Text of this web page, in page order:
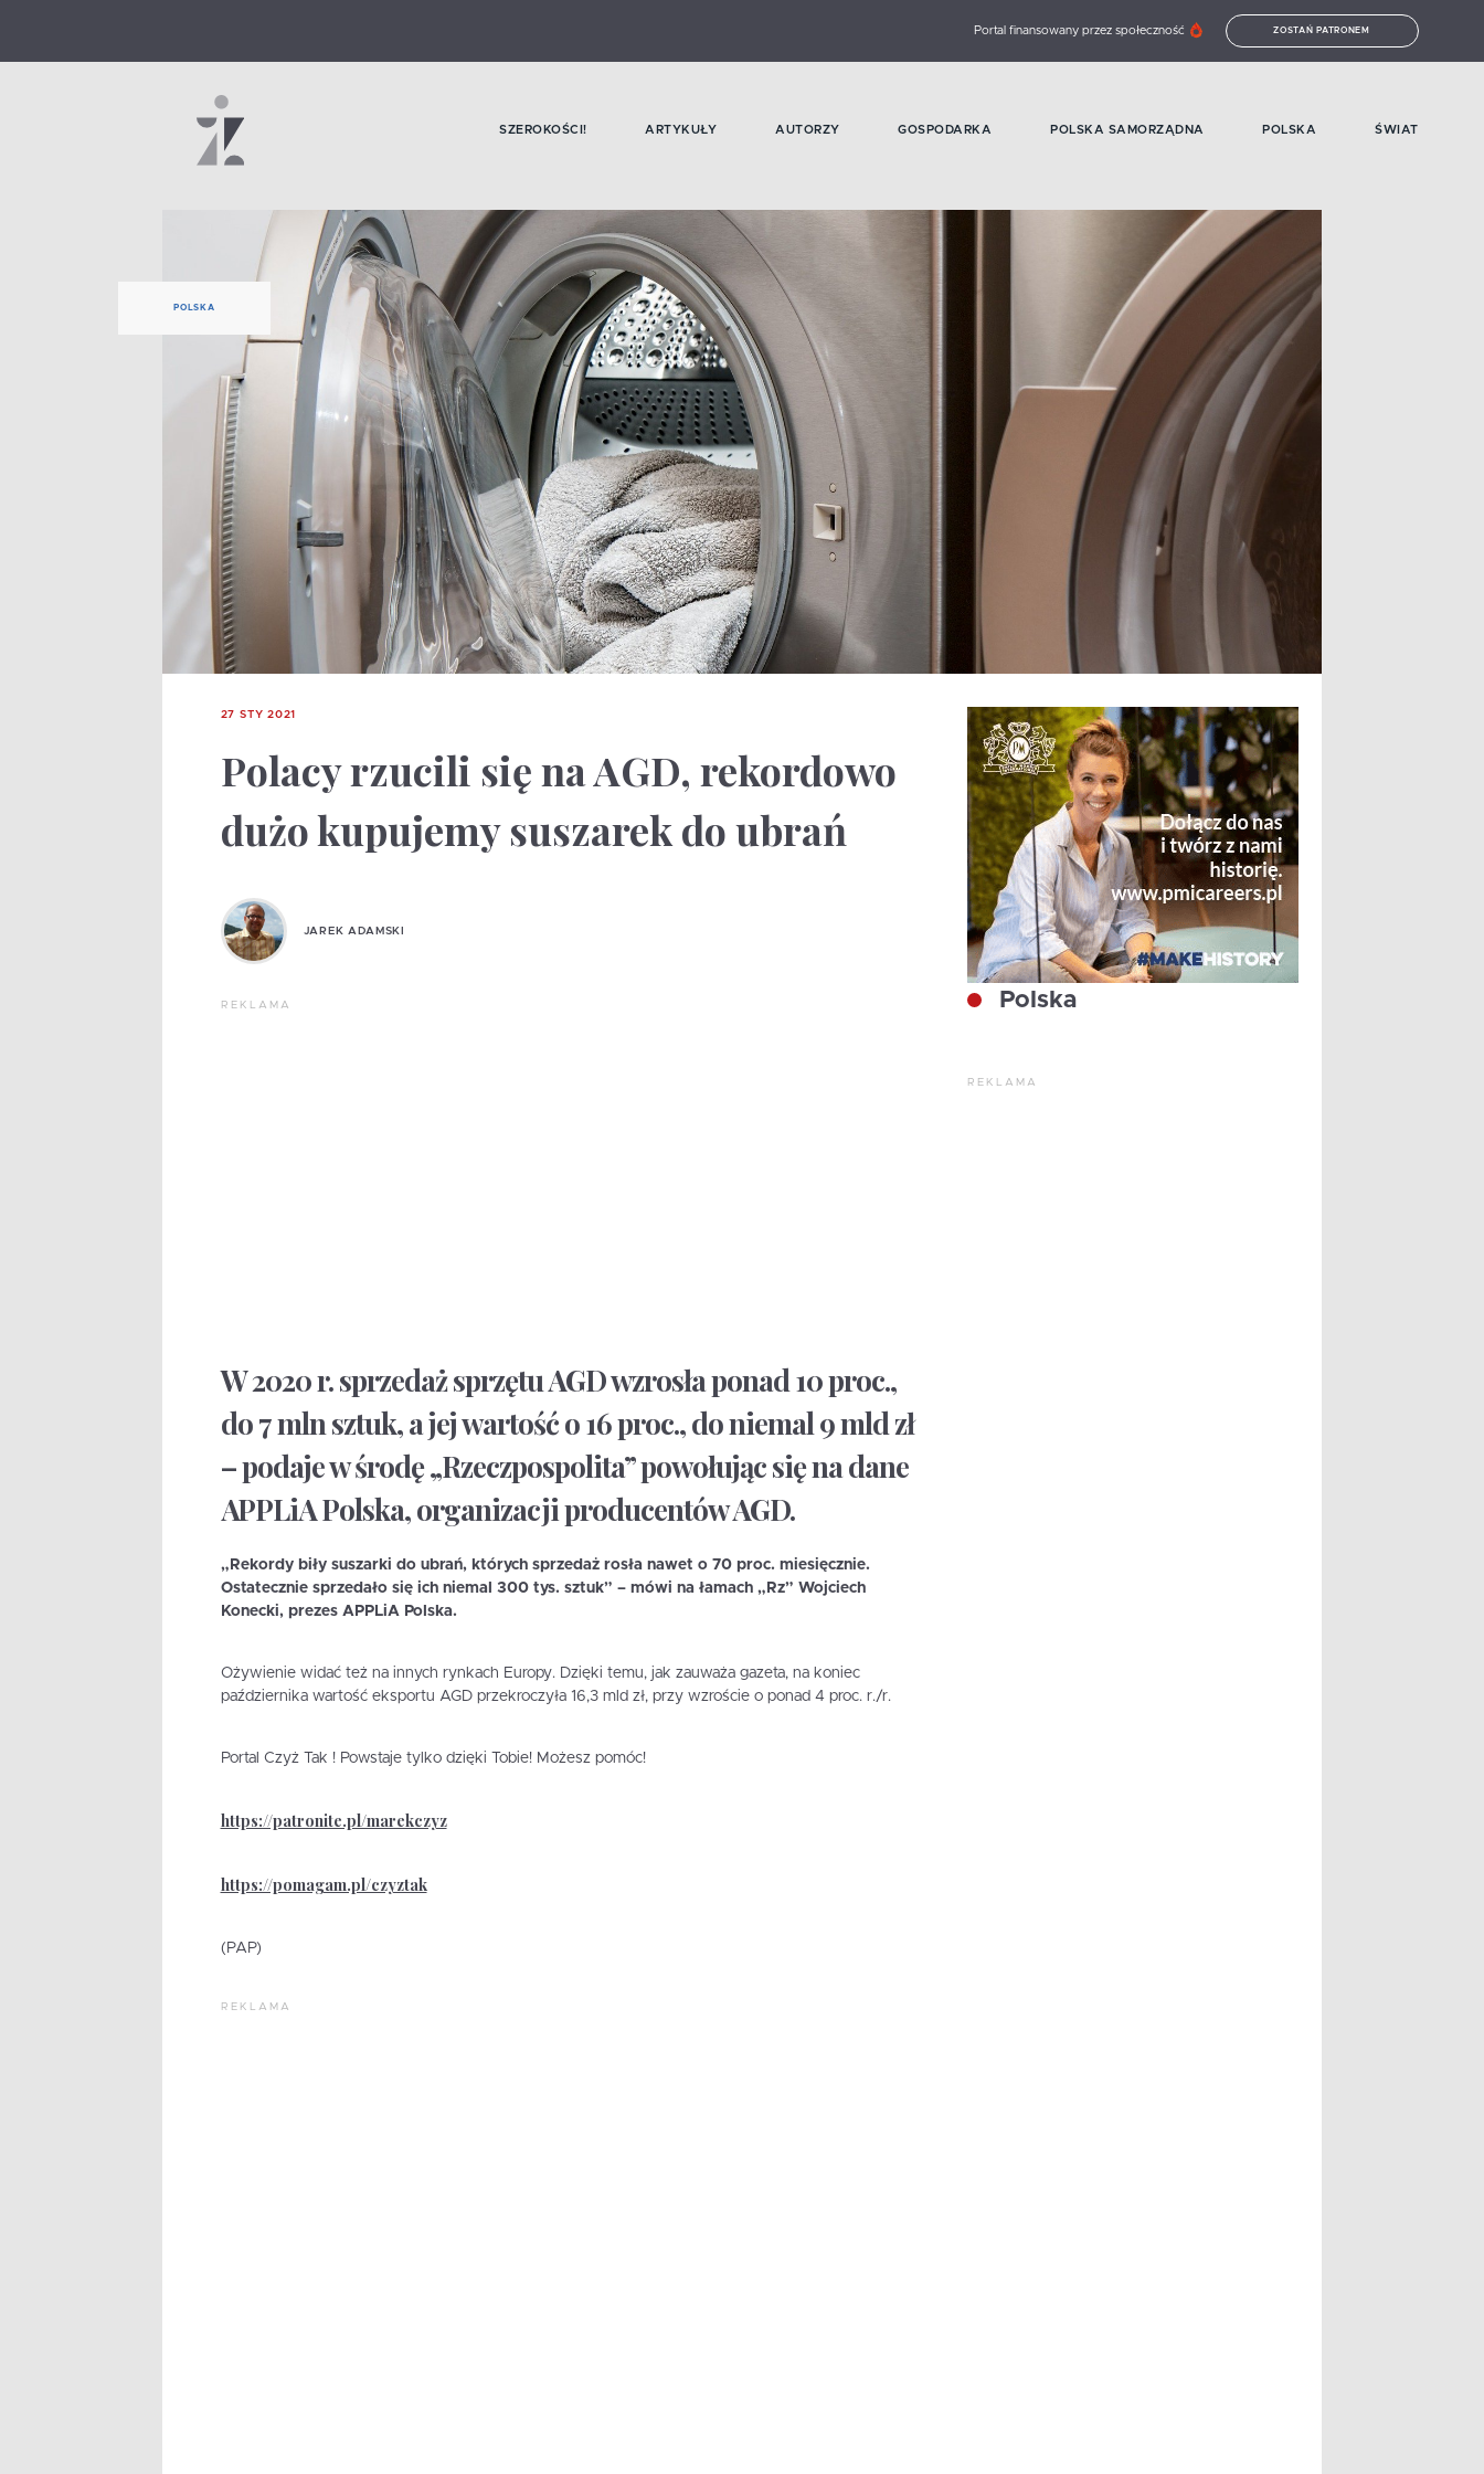
Portal finansowany przez społeczność ZOSTAŃ PATRONEM
SZEROKOŚCI! ARTYKUŁY AUTORZY GOSPODARKA POLSKA SAMORZĄDNA POLSKA ŚWIAT
POLSKA
27 STY 2021
Polacy rzucili się na AGD, rekordowo
dużo kupujemy suszarek do ubrań
JAREK ADAMSKI
REKLAMA
W 2020 r. sprzedaż sprzętu AGD wzrosła ponad 10 proc.,
do 7 mln sztuk, a jej wartość o 16 proc., do niemal 9 mld zł
– podaje w środę „Rzeczpospolita” powołując się na dane
APPLiA Polska, organizacji producentów AGD.
„Rekordy biły suszarki do ubrań, których sprzedaż rosła nawet o 70 proc. miesięcznie.
Ostatecznie sprzedało się ich niemal 300 tys. sztuk” – mówi na łamach „Rz” Wojciech
Konecki, prezes APPLiA Polska.
Ożywienie widać też na innych rynkach Europy. Dzięki temu, jak zauważa gazeta, na koniec
października wartość eksportu AGD przekroczyła 16,3 mld zł, przy wzroście o ponad 4 proc. r./r.
Portal Czyż Tak ! Powstaje tylko dzięki Tobie! Możesz pomóc!
https://patronite.pl/marekczyz
https://pomagam.pl/czyztak
(PAP)
REKLAMA
Polska
REKLAMA